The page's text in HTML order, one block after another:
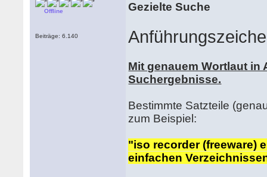
Offline
Beiträge: 6.140
Gezielte Suche
Mit genauem Wortlaut
Suchergebnisse.
Bestimmte Satzteile
zum Beispiel:
"iso recorder (freeware)
einfachen